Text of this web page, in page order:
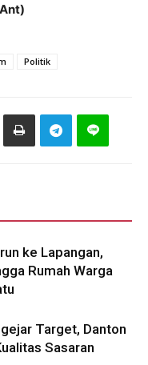
Politik
ke Lapangan,
Rumah Warga
Target, Danton
Sasaran